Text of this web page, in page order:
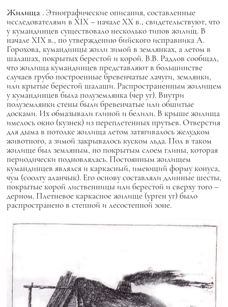
Жилища . Этнографические описания, составленные
исследователями в XIX – начале XX в., свидетельствуют, что
у кумандинцев существовало несколько типов жилищ. В
начале XIX в., по утверждению бийского исправника А.
Горохова, кумандинцы жили зимой в землянках, а летом в
шалашах, покрытых берестой и корой. В.В. Радлов сообщал,
что жилища кумандинцев представляют в большинстве
случаев грубо построенные бревенчатые лачуги, землянки,
или крытые берестой шалаши. Распространенным жилищем
у кумандинцев была полуземлянка (чер уг). Внутри
полуземлянки стены были бревенчатые или обшитые
досками. Их обмазывали глиной и белили. В крыше жилища
имелось окно (кузнек) из переплетенных прутьев. Отверстия
для дыма в потолке жилища летом затягивалось желудком
животного, а зимой закрывалось куском льда. Пол в таком
жилище был земляным, но покрытым слоем глины, которая
периодически подновлялась. Постоянным жилищем
кумандинцев являлся и каркасный, имеющий форму конуса,
чум (соолту аланчык). Его основу составляли длинные шесты,
покрытые корой лиственницы или берестой и сверху того –
дерном. Плетневое каркасное жилище (урген уг) было
распространено в степной и лесостепной зоне.